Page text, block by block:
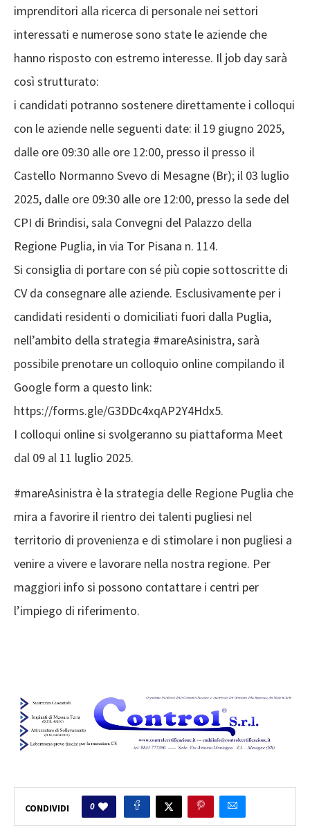
imprenditori alla ricerca di personale nei settori
interessati e numerose sono state le aziende che
hanno risposto con estremo interesse. Il job day sarà
così strutturato:
i candidati potranno sostenere direttamente i colloqui
con le aziende nelle seguenti date: il 19 giugno 2025,
dalle ore 09:30 alle ore 12:00, presso il presso il
Castello Normanno Svevo di Mesagne (Br); il 03 luglio
2025, dalle ore 09:30 alle ore 12:00, presso la sede del
CPI di Brindisi, sala Convegni del Palazzo della
Regione Puglia, in via Tor Pisana n. 114.
Si consiglia di portare con sé più copie sottoscritte di
CV da consegnare alle aziende. Esclusivamente per i
candidati residenti o domiciliati fuori dalla Puglia,
nell’ambito della strategia #mareAsinistra, sarà
possibile prenotare un colloquio online compilando il
Google form a questo link:
https://forms.gle/G3DDc4xqAP2Y4Hdx5.
I colloqui online si svolgeranno su piattaforma Meet
dal 09 al 11 luglio 2025.
#mareAsinistra è la strategia delle Regione Puglia che
mira a favorire il rientro dei talenti pugliesi nel
territorio di provenienza e di stimolare i non pugliesi a
venire a vivere e lavorare nella nostra regione. Per
maggiori info si possono contattare i centri per
l’impiego di riferimento.
CONDIVIDI 0